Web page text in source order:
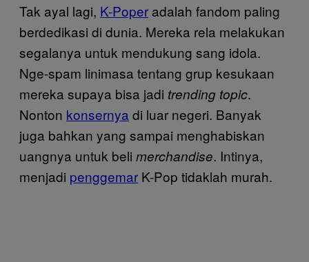
Tak ayal lagi, K-Poper adalah fandom paling
berdedikasi di dunia. Mereka rela melakukan
segalanya untuk mendukung sang idola.
Nge-spam linimasa tentang grup kesukaan
mereka supaya bisa jadi trending topic.
Nonton konsernya di luar negeri. Banyak
juga bahkan yang sampai menghabiskan
uangnya untuk beli merchandise. Intinya,
menjadi penggemar K-Pop tidaklah murah.